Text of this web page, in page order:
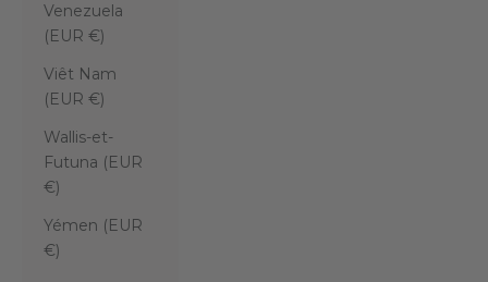
Venezuela
(EUR €)
Viêt Nam
(EUR €)
Wallis-et-
Futuna (EUR
€)
Yémen (EUR
€)